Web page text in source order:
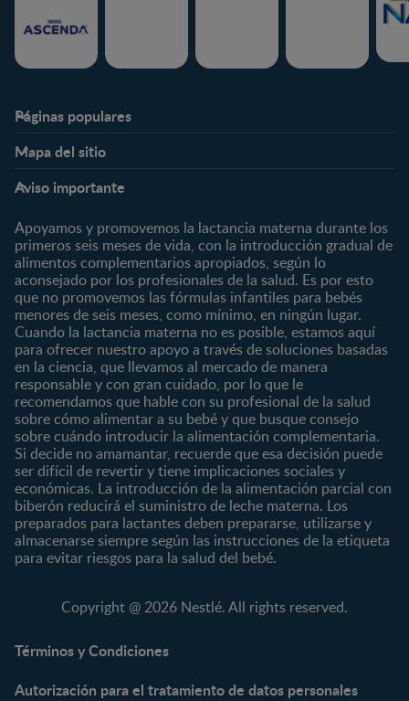
Páginas populares
Expertos en Nutrición
Preguntas Frecuentes
¿Quiénes somos?
Marcas y productos
Nuestros Productos
Nuestras Marcas
Mapa del sitio
Preconcepción
Embarazo
Posparto
0 a 4 meses
4 a 6 meses
6 a 8 meses
8 a 12 meses
12 a 24 meses
Desde 2 años
Preescolar
Escolar
Nutrición
Salud
Maternidad
Paternidad
Vida en familia
Marcas
CERELAC®
GERBER®
KLIM®
NAN® 3
NAN® Optipro® 3
NAN® Supreme 3
NESTUM®
Productos
Cereales Infantiles
Compotas y galletas
Fórmulas Infantiles
Vitaminas y Suplementos
Aviso importante
Apoyamos y promovemos la lactancia materna durante los
primeros seis meses de vida, con la introducción gradual de
alimentos complementarios apropiados, según lo
aconsejado por los profesionales de la salud. Es por esto
que no promovemos las fórmulas infantiles para bebés
menores de seis meses, como mínimo, en ningún lugar.
Cuando la lactancia materna no es posible, estamos aquí
para ofrecer nuestro apoyo a través de soluciones basadas
en la ciencia, que llevamos al mercado de manera
responsable y con gran cuidado, por lo que le
recomendamos que hable con su profesional de la salud
sobre cómo alimentar a su bebé y que busque consejo
sobre cuándo introducir la alimentación complementaria.
Si decide no amamantar, recuerde que esa decisión puede
ser difícil de revertir y tiene implicaciones sociales y
económicas. La introducción de la alimentación parcial con
biberón reducirá el suministro de leche materna. Los
preparados para lactantes deben prepararse, utilizarse y
almacenarse siempre según las instrucciones de la etiqueta
para evitar riesgos para la salud del bebé.
Copyright @ 2026 Nestlé. All rights reserved.
Términos y Condiciones
Autorización para el tratamiento de datos personales